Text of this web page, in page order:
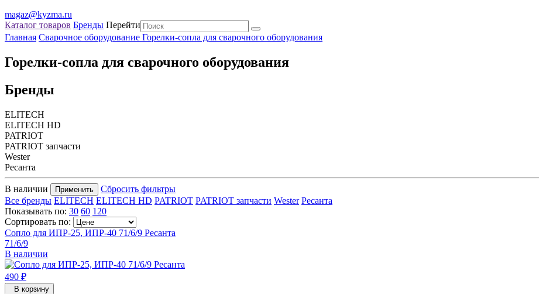
magaz@kyzma.ru
Каталог товаров Бренды Перейти
Главная Сварочное оборудование Горелки-сопла для сварочного оборудования
Горелки-сопла для сварочного оборудования
Бренды
ELITECH
ELITECH HD
PATRIOT
PATRIOT запчасти
Wester
Ресанта
В наличии Применить
Сбросить фильтры
Все бренды ELITECH ELITECH HD PATRIOT PATRIOT запчасти Wester Ресанта
Показывать по: 30 60 120
Сортировать по:
Сопло для ИПР-25, ИПР-40 71/6/9 Ресанта
71/6/9
В наличии
490 ₽
В корзину